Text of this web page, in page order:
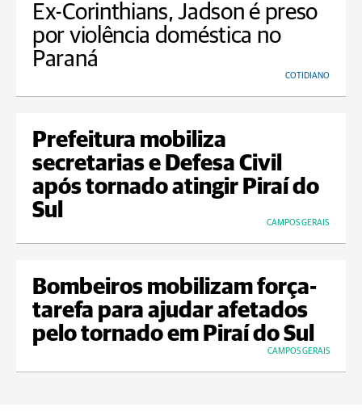
Ex-Corinthians, Jadson é preso
por violência doméstica no
Paraná
COTIDIANO
Prefeitura mobiliza
secretarias e Defesa Civil
após tornado atingir Piraí do
Sul
CAMPOS GERAIS
Bombeiros mobilizam força-
tarefa para ajudar afetados
pelo tornado em Piraí do Sul
CAMPOS GERAIS